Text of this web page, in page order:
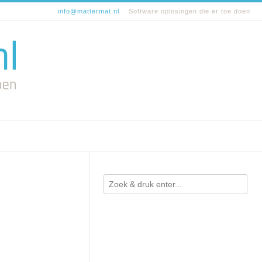
info@mattermat.nl Software oplosingen die er toe doen